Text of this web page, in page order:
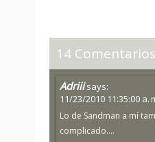
14
Adriii says:
11/23/2010 11:35:00 a.
Lo de Sandman a mí
complicado....